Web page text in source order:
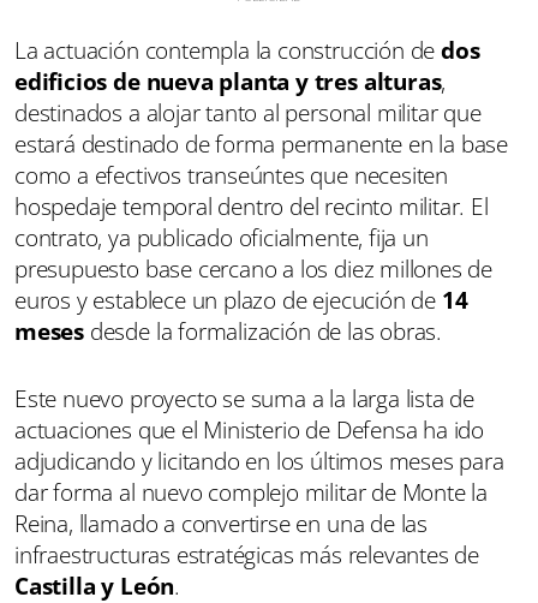
La actuación contempla la construcción dedos
edificios de nueva planta y tres alturas,
destinados a alojar tanto al personal militar que
estará destinado de forma permanente en la base
como a efectivos transeúntes que necesiten
hospedaje temporal dentro del recinto militar. El
contrato, ya publicado oficialmente, fija un
presupuesto base cercano a los diez millones de
euros y establece un plazo de ejecución de 14
meses desde la formalización de las obras.
Este nuevo proyecto se suma a la larga lista de
actuaciones que el Ministerio de Defensa ha ido
adjudicando y licitando en los últimos meses para
dar forma al nuevo complejo militar de Monte la
Reina, llamado a convertirse en una de las
infraestructuras estratégicas más relevantes de
Castilla y León.